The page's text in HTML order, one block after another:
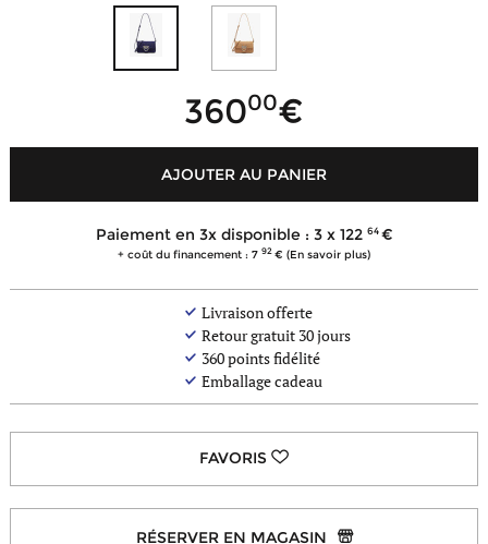
36000
AJOUTER AU PANIER
Paiement en 3x disponible : 3 x 122 64
+ coût du financement : 7 92 (En savoir plus)
Livraison offerte
Retour gratuit 30 jours
360points fidélité
Emballage cadeau
RÉSERVER EN MAGASIN